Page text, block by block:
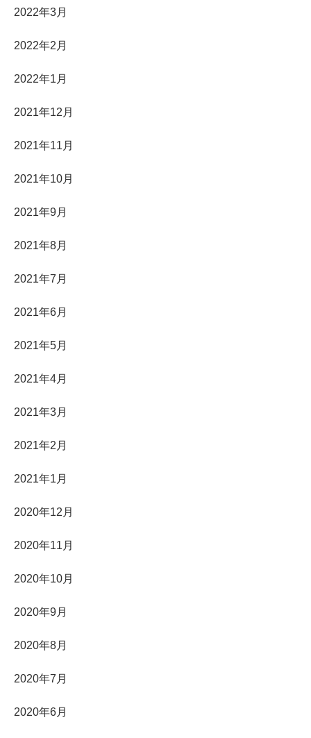
2022年3月
2022年2月
2022年1月
2021年12月
2021年11月
2021年10月
2021年9月
2021年8月
2021年7月
2021年6月
2021年5月
2021年4月
2021年3月
2021年2月
2021年1月
2020年12月
2020年11月
2020年10月
2020年9月
2020年8月
2020年7月
2020年6月